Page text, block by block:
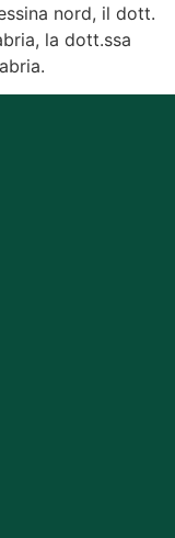
nord, il dott.
la dott.ssa